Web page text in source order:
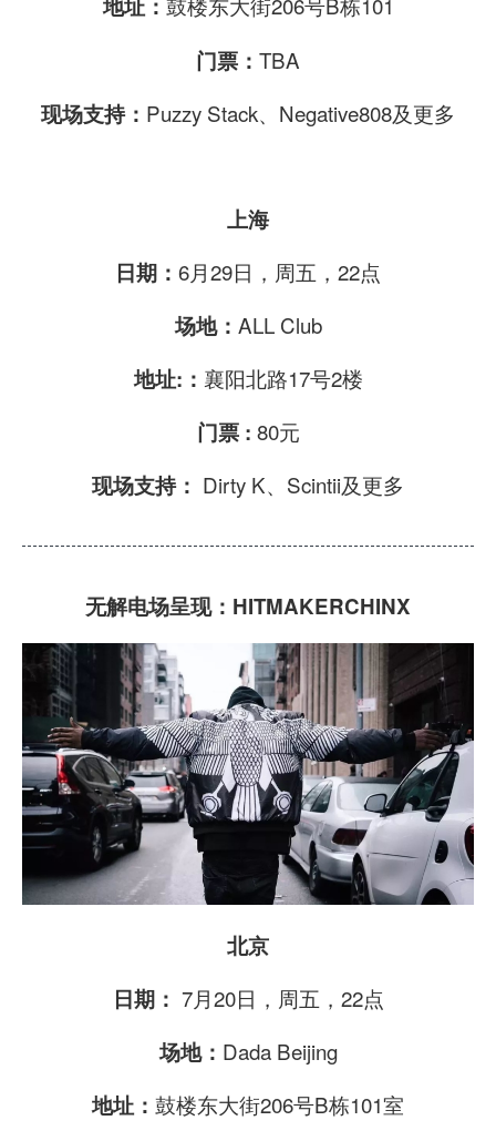
地址：
门票： TBA
现场支持： Puzzy Stack、Negative808及更多
上海
日期 ： 6月29日，周五，22点
场地： ALL Club
地址:： 襄阳北路17号2楼
门票 : 80元
现场支持： Dirty K、Scintii及更多
无解电场呈现： HITMAKERCHINX
北京
日期： 7月20日，周五，22点
场地： Dada Beijing
地址： 鼓楼东大街206号B栋101室